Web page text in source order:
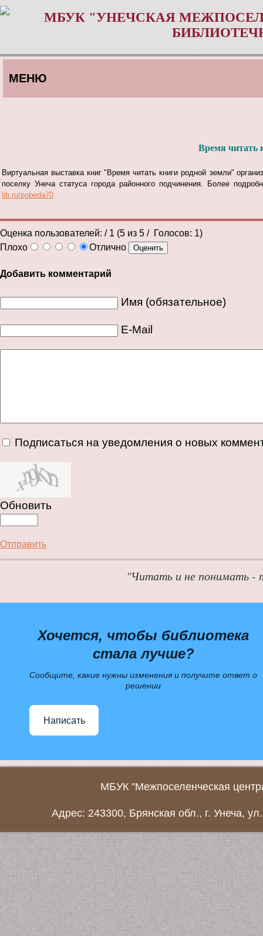
МБУК "УНЕЧСКАЯ
МЕНЮ
Время читать
Виртуальная выставка книг "Время читать книги родной земли"
поселку Унеча статуса города районного подчинения. Более
lib.ru/pobeda70
Оценка пользователей: / 1 (5 из 5 / Голосов: 1)
Плохо
Отлично
Добавить комментарий
Имя (обязательное)
E-Mail
Подписаться на уведомления о новых
Обновить
Отправить
"Читать и не понимать -
Хочется, чтобы библиотека
стала лучше?
Сообщите, какие нужны изменения и получите ответ о
решении
Написать
МБУК "Межпоселенческая
Адрес: 243300, Брянская обл., г. Унеча,